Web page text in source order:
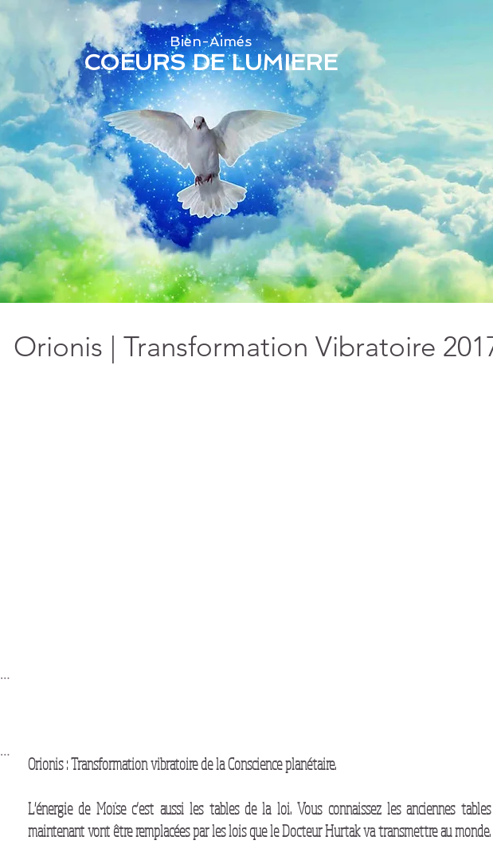
Bien-Aimés
COEURS DE LUMIERE
Archange Michaël, Raphaël, Gabriel
(78)
77 posts
Orionis | Transformation Vibratoire
Orionis : Transformation vibratoire de la Conscience planétaire.
L'énergie de Moïse c’est aussi les tables de la loi. Vous connaissez les anciennes
maintenant vont être remplacées par les lois que le Docteur Hurtak va transmettre au monde.